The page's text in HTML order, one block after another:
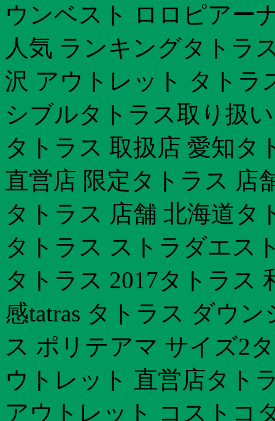
ウンベスト ロロピアー
人気 ランキングタトラ
沢 アウトレット タトラ
シブルタトラス取り扱
タトラス 取扱店 愛知タ
直営店 限定タトラス 店
タトラス 店舗 北海道タ
タトラス ストラダエス
タトラス 2017タトラス
感tatras タトラス ダウ
ス ポリテアマ サイズ2
ウトレット 直営店タト
アウトレット コストコ